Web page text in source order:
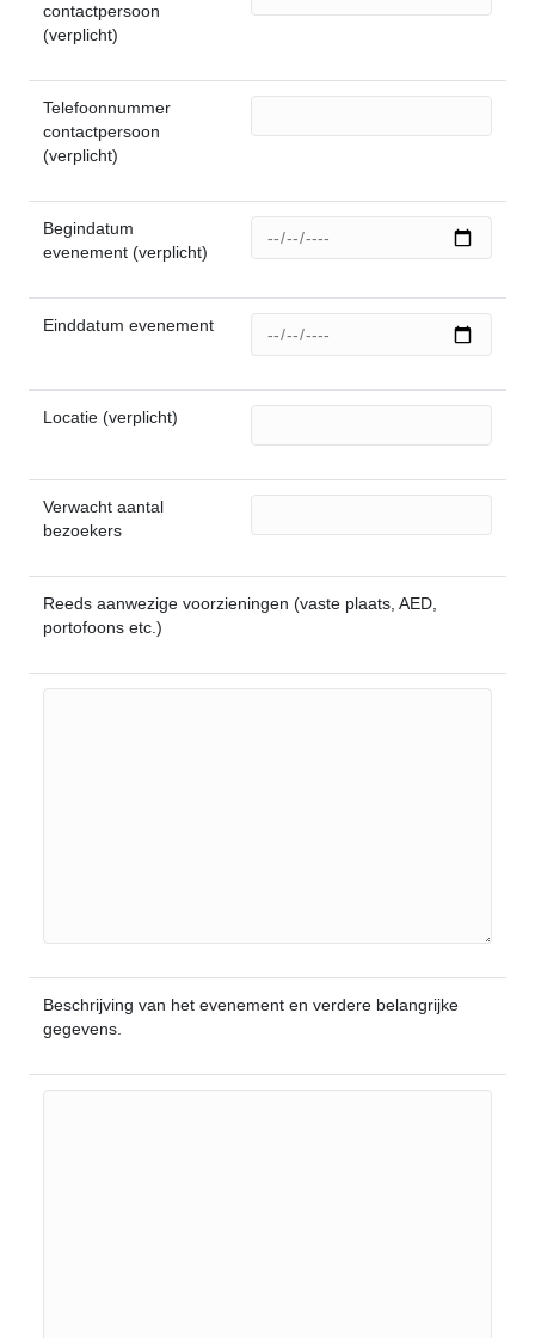
contactpersoon
(verplicht)
Telefoonnummer
contactpersoon
(verplicht)
Begindatum
evenement (verplicht)
Einddatum evenement
Locatie (verplicht)
Verwacht aantal
bezoekers
Reeds aanwezige voorzieningen (vaste plaats, AED,
portofoons etc.)
Beschrijving van het evenement en verdere belangrijke
gegevens.